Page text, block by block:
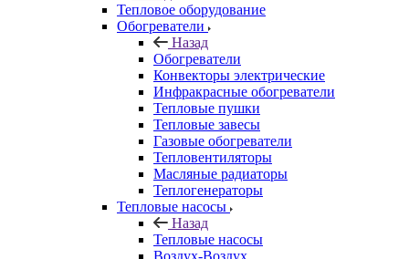
Тепловое оборудование
Обогреватели
Назад
Обогреватели
Конвекторы электрические
Инфракрасные обогреватели
Тепловые пушки
Тепловые завесы
Газовые обогреватели
Тепловентиляторы
Масляные радиаторы
Теплогенераторы
Тепловые насосы
Назад
Тепловые насосы
Воздух-Воздух